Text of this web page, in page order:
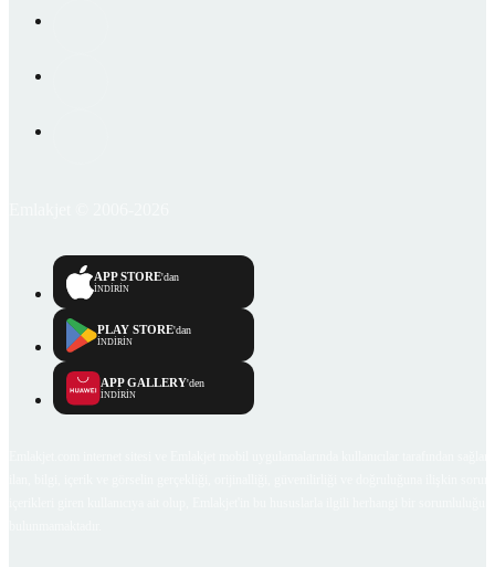
APP STORE'dan
İNDİRİN
PLAY STORE'dan
İNDİRİN
APP GALLERY'den
İNDİRİN